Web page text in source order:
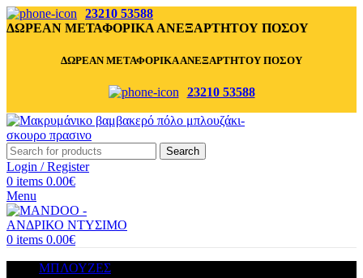
23210 53588
ΔΩΡΕΑΝ ΜΕΤΑΦΟΡΙΚΑ ΑΝΕΞΑΡΤΗΤΟΥ ΠΟΣΟΥ
ΔΩΡΕΑΝ ΜΕΤΑΦΟΡΙΚΑ ΑΝΕΞΑΡΤΗΤΟΥ ΠΟΣΟΥ
23210 53588
Search
Login / Register
0 items 0.00€
Menu
0 items 0.00€
ΜΠΛΟΥΖΕΣ